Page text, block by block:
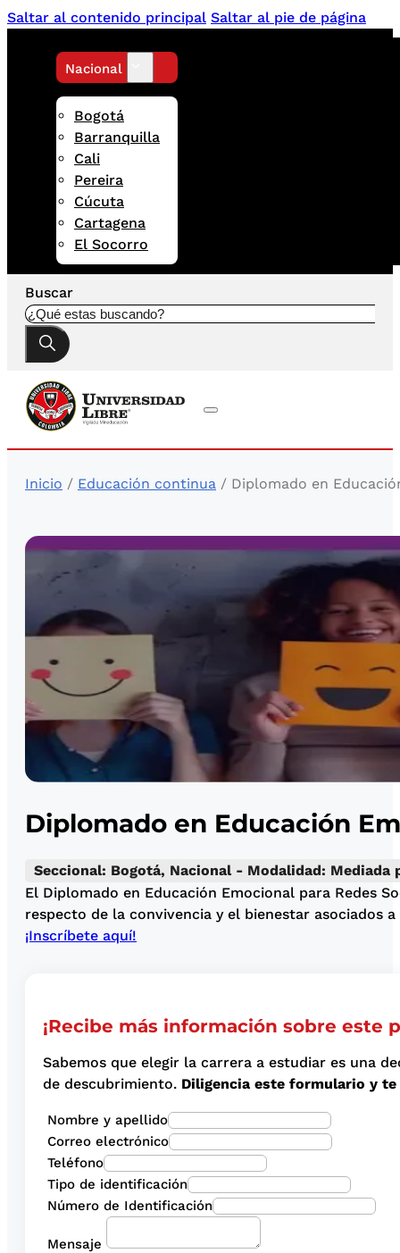
Saltar al contenido principal Saltar al pie de página
Nacional
Bogotá
Barranquilla
Cali
Pereira
Cúcuta
Cartagena
El Socorro
Buscar
Inicio / Educación continua / Diplomado en
Diplomado en Educación
Seccional: Bogotá, Nacional - Modalidad: Mediada
El Diplomado en Educación Emocional para Redes
respecto de la convivencia y el bienestar asociados
¡Inscríbete aquí!
¡Recibe más información sobre este
Sabemos que elegir la carrera a estudiar es una
de descubrimiento. Diligencia este formulario y
Nombre y apellido
Correo electrónico
Teléfono
Tipo de identificación
Número de Identificación
Mensaje